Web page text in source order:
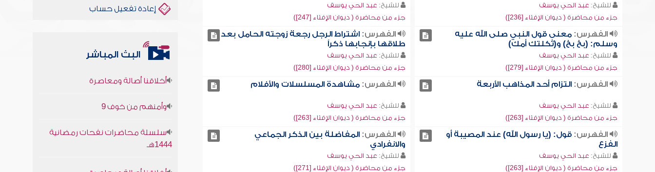
للشيخ: عبد الحي يوسف
جزء من محاضرة ( ديوان الإفتاء [236])
للشيخ: عبد الحي يوسف
جزء من محاضرة ( ديوان الإفتاء [247])
الفهرس:معنى قول النبي صلى الله عليه
وسلم: (بخ بخ) و(ثكلتك أمك)
للشيخ: عبد الحي يوسف
جزء من محاضرة ( ديوان الإفتاء [279])
الفهرس: اشتراط الرجل رجعة زوجته الحامل بعد
طلاقها بإنجابها ذكراً
للشيخ: عبد الحي يوسف
جزء من محاضرة ( ديوان الإفتاء [280])
الفهرس:التزام أحد المذاهب الأربعة
للشيخ: عبد الحي يوسف
جزء من محاضرة ( ديوان الإفتاء [263])
الفهرس: مشاهدة المسلسلات والأفلام
للشيخ: عبد الحي يوسف
جزء من محاضرة ( ديوان الإفتاء [263])
الفهرس:قول: (يا رسول الله) عند المصيبة أو
الفزع
للشيخ: عبد الحي يوسف
جزء من محاضرة ( ديوان الإفتاء [263])
الفهرس: المفاضلة بين الذكر الجماعي
والانفرادي
للشيخ: عبد الحي يوسف
جزء من محاضرة ( ديوان الإفتاء [271])
إعادة تفعيل حساب
البث المباشر
1444هـ